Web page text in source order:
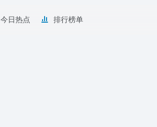
今日热点 排行榜单